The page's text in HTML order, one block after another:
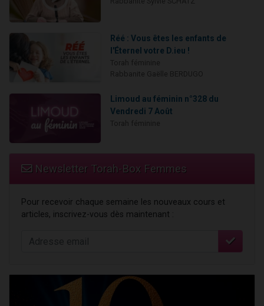
Réé : Vous êtes les enfants de
l'Éternel votre D.ieu !
Limoud au féminin n°328 du
Vendredi 7 Août
Newsletter Torah-Box Femmes
Pour recevoir chaque semaine les nouveaux cours et
articles, inscrivez-vous dès maintenant :